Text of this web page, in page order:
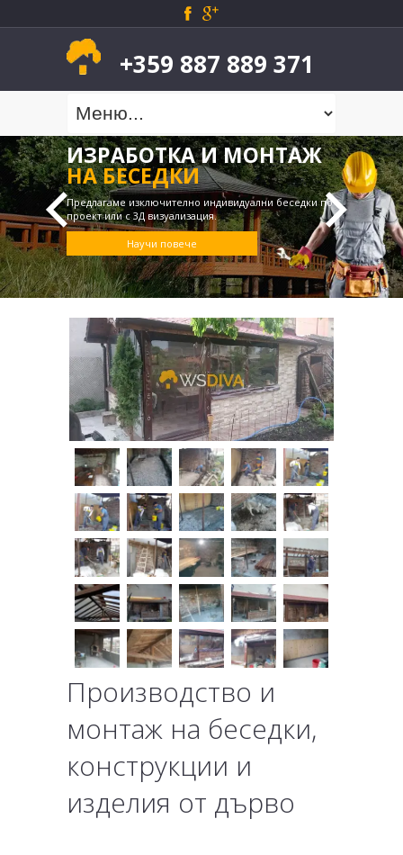
+359 887 889 371
ИЗРАБОТКА И МОНТАЖ
НА БЕСЕДКИ
Предлагаме изключително индивидуални беседки по
проект или с 3Д визуализация.
Научи повече
Производство и
монтаж на беседки,
конструкции и
изделия от дърво